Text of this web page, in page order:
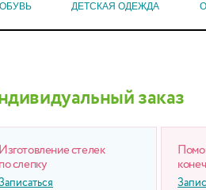
ДЕТСКАЯ ОДЕЖДА
заказ
Изготовление стелек
по слепку